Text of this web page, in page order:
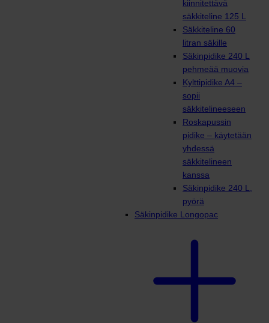
kiinnitettävä
säkkiteline 125 L
Säkkiteline 60
litran säkille
Säkinpidike 240 L
pehmeää muovia
Kylttipidike A4 –
sopii
säkkitelineeseen
Roskapussin
pidike – käytetään
yhdessä
säkkitelineen
kanssa
Säkinpidike 240 L,
pyörä
Säkinpidike Longopac